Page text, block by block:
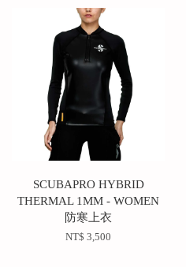
SCUBAPRO HYBRID
THERMAL 1MM - WOMEN
防寒上衣
NT$ 3,500